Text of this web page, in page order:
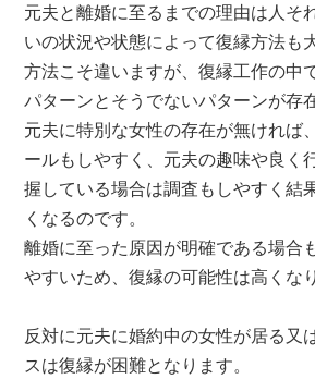
元夫と離婚に至るまでの理由は人そ
いの状況や状態によって復縁方法も
方法こそ違いますが、復縁工作の中
パターンとそうでないパターンが存
元夫に特別な女性の存在が無ければ
ールもしやすく、元夫の趣味や良く
握している場合は調査もしやすく結
くなるのです。
離婚に至った原因が明確である場合
やすいため、復縁の可能性は高くな
反対に元夫に婚約中の女性が居る又
スは復縁が困難となります。